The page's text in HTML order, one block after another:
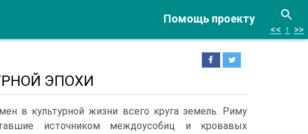
Помощь проекту
<< ↑ >>
ЭПОХИ
в культурной жизни всего круга земель. Риму
источником междоусобиц и кровавых